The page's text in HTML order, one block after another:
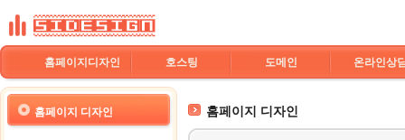
홈페이지디자인 호스팅 도메인 온라인상
홈페이지 디자인 홈페이지 디자인